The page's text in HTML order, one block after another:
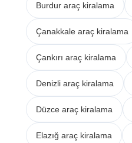
Burdur araç kiralama
Çanakkale araç kiralama
Çankırı araç kiralama
Denizli araç kiralama
Düzce araç kiralama
Elazığ araç kiralama